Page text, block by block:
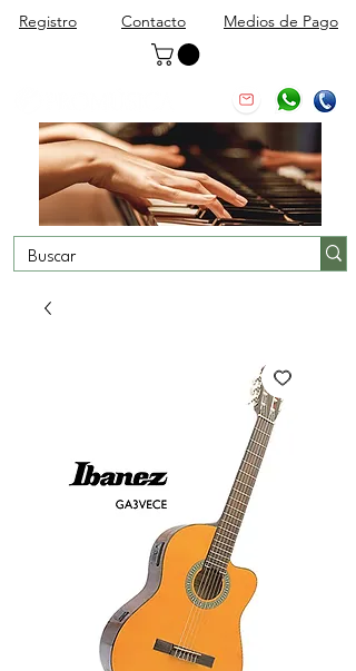
Registro Contacto Medios de Pago